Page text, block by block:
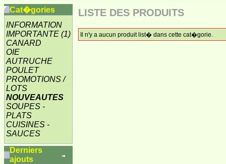
Cat�gories
INFORMATION
IMPORTANTE (1)
CANARD
OIE
AUTRUCHE
POULET
PROMOTIONS /
LOTS
NOUVEAUTES
SOUPES -
PLATS
CUISINES -
SAUCES
Derniers
ajouts
LISTE DES PRODUITS
Il n'y a aucun produit list� dans cette cat�gorie.